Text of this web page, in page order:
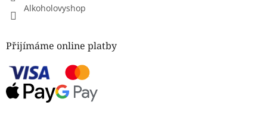
Alkoholovyshop
Přijímáme online platby